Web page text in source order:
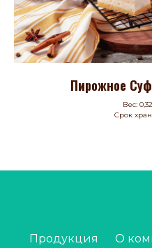
Пирожное
Вес:
Срок
Продукция О